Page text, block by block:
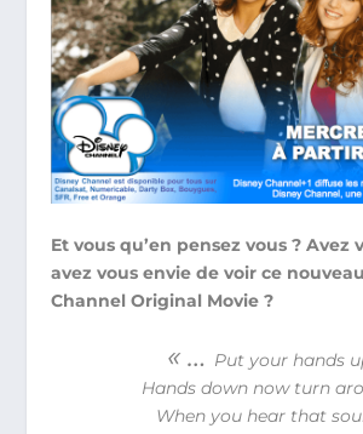
Et vous qu’en pensez vous ? Avez
avez vous envie de voir ce
Channel Original Movie ?
« … Put your hands
Hands down now turn
When you hear that